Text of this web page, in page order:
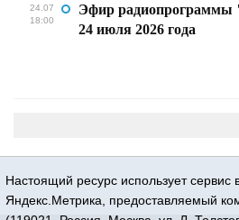
24.07
18:00
Эфир
24 июля 2026 года
Настоящий ресурс использует сервис
Яндекс.Метрика, предоставляемый